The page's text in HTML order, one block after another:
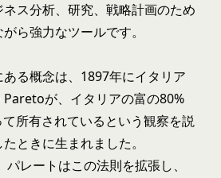
ス分析、研究、戦略計画のため
ら強力なツールです。
る概念は、1897年にイタリア
が、イタリアの富の80%
所有されているという観察を説
ときに生まれました。
レートはこの法則を拡張し、